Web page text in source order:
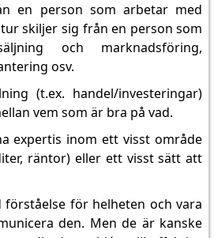
en person som arbetar med
skiljer sig från en person som
och marknadsföring,
osv.
(t.ex. handel/investeringar)
vem som är bra på vad.
expertis inom ett visst område
räntor) eller ett visst sätt att
för helheten och vara
den. Men de är kanske